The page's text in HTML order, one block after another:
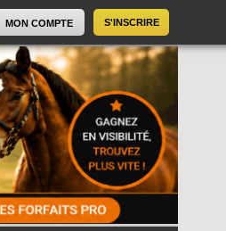
S'INSCRIRE
MON COMPTE